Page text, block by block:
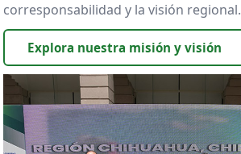
corresponsabilidad y la visión regional.
Explora nuestra misión y visión